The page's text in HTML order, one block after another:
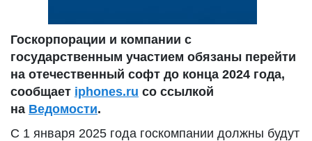
Госкорпорации и компании с
государственным участием обязаны перейти
на отечественный софт до конца 2024 года,
сообщает iphones.ru со ссылкой
на Ведомости.
С 1 января 2025 года госкомпании должны будут